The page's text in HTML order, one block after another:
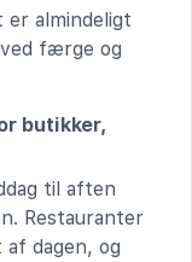
almindeligt
færge og
butikker,
til aften
Restauranter
dagen, og